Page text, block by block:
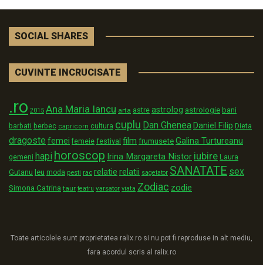
SOCIAL SHARES
CUVINTE INCRUCISATE
.ro 2015 Ana Maria Iancu arta astre astrolog astrologie bani
barbati berbec capricorn cultura cuplu Dan GheneaDaniel Filip Dieta
dragoste femei femeie festival film frumusete Galina Turtureanu
gemeni hapi horoscop Irina Margareta Nistor iubire Laura
Gutanu leu moda pesti rac relatie relatii sagetator SANATATE sex
Simona Catrina taur teatru varsator viata Zodiac zodie
Toate articolele sunt proprietatea ralix.ro si nu pot fi reproduse in alt mediu,
fara acordul scris al ralix.ro